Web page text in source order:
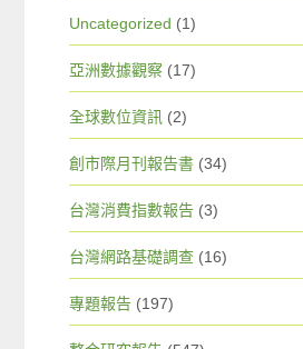
Uncategorized (1)
亞洲數據觀察 (17)
全球數位資訊 (2)
創市際月刊報告書 (34)
台灣消費指數報告 (3)
台灣網路基礎調查 (16)
專題報告 (197)